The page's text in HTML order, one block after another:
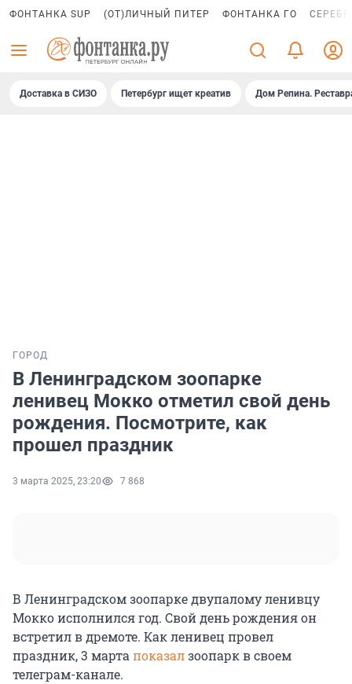
ФОНТАНКА SUP (ОТ)ЛИЧНЫЙ ПИТЕР ФОНТАНКА ГО
Доставка в СИЗО Петербург ищет креатив Дом Репина.
ГОРОД
В Ленинградском зоопарке
ленивец Мокко отметил свой день
рождения. Посмотрите, как
прошел праздник
3 марта 2025, 23:20 7 868
В Ленинградском зоопарке двупалому ленивцу
Мокко исполнился год. Свой день рождения он
встретил в дремоте. Как ленивец провел
праздник, 3 марта показалзоопарк в своем
телеграм-канале.